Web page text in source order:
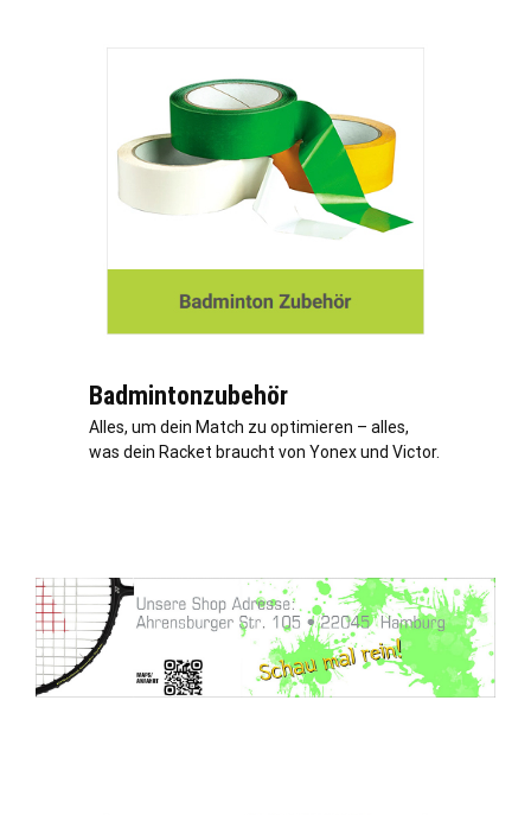
Badmintonzubehör
Alles, um dein Match zu optimieren – alles,
was dein Racket braucht von Yonex und Victor.